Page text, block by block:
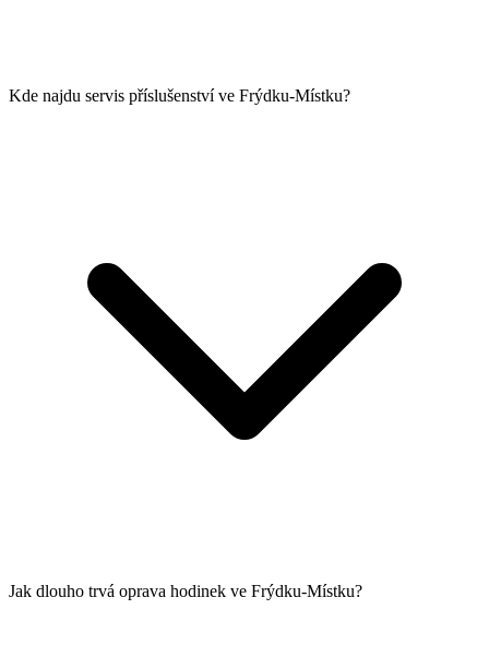
Kde najdu servis příslušenství ve Frýdku-Místku?
Jak dlouho trvá oprava hodinek ve Frýdku-Místku?